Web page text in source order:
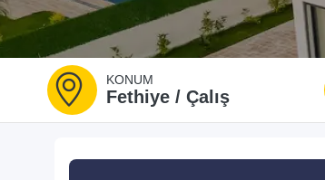
KONUM
Fethiye / Çalış